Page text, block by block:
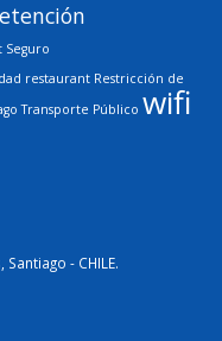
restaurant Restricción de
Transporte Público wifi
- CHILE.